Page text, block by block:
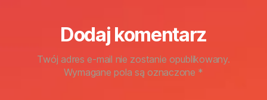
Dodaj komentarz
Twój adres e-mail nie zostanie opublikowany.
Wymagane pola są oznaczone *